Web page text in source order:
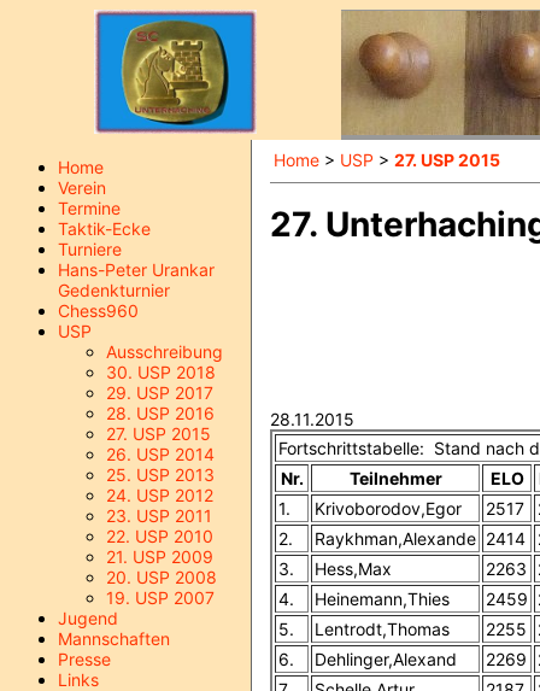
Home
Verein
Termine
Taktik-Ecke
Turniere
Hans-Peter Urankar
Gedenkturnier
Chess960
USP
Ausschreibung
30. USP 2018
29. USP 2017
28. USP 2016
27. USP 2015
26. USP 2014
25. USP 2013
24. USP 2012
23. USP 2011
22. USP 2010
21. USP 2009
20. USP 2008
19. USP 2007
Jugend
Mannschaften
Presse
Links
Home > USP > 27. USP 2015
27.
28.11.2015
Fortschrittstabelle: Stand nach
Nr.
Teilnehmer ELO
1.
Krivoborodov,Egor 2517
2.
Raykhman,Alexande 2414
3.
Hess,Max 2263
4.
Heinemann,Thies 2459
5.
Lentrodt,Thomas 2255
6.
Dehlinger,Alexand 2269